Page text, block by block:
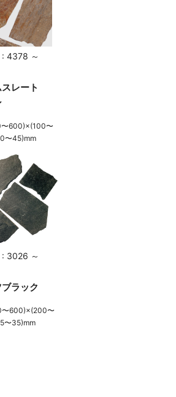
4378 ～
レート
〜600)×(100〜
〜45)mm
3026 ～
ラック
〜600)×(200〜
〜35)mm